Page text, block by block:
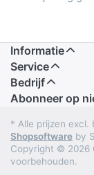
Informatie
Service
Bedrijf
Abonneer op
* Alle prijzen excl.
Shopsoftware by
Copyright © 2026
voorbehouden.